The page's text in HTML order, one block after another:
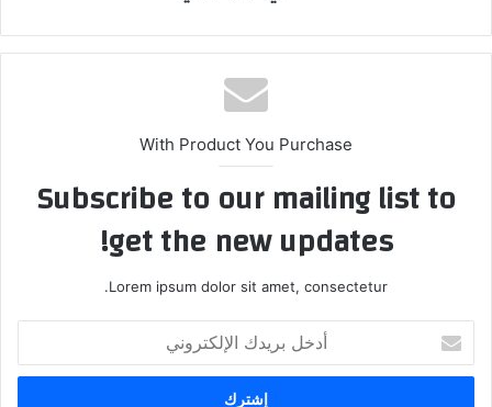
With Product You Purchase
Subscribe to our mailing list to
get the new updates!
Lorem ipsum dolor sit amet, consectetur.
بريدك
الإلكتروني